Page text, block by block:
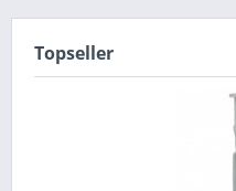
Topseller